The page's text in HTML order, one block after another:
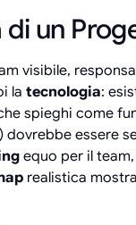
un
visibile,
la tecnologia:
spieghi come
dovrebbe essere
equo per il
realistica